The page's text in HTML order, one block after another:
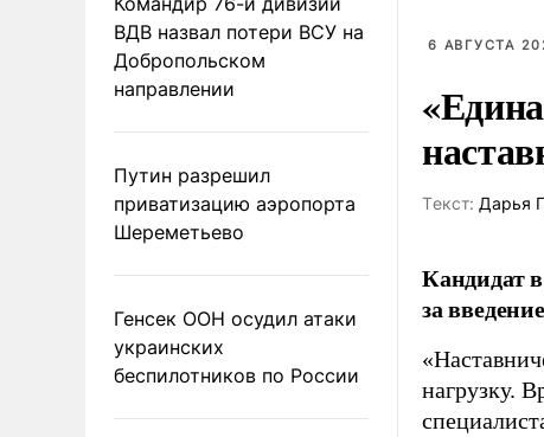
ВДВ назвал потери ВСУ на
Добропольском
направлении
Путин разрешил
приватизацию аэропорта
Шереметьево
Генсек ООН осудил атаки
украинских
беспилотников по России
6 АВГУСТА
Tекст: Дарья
Кандидат
за
нагрузку.